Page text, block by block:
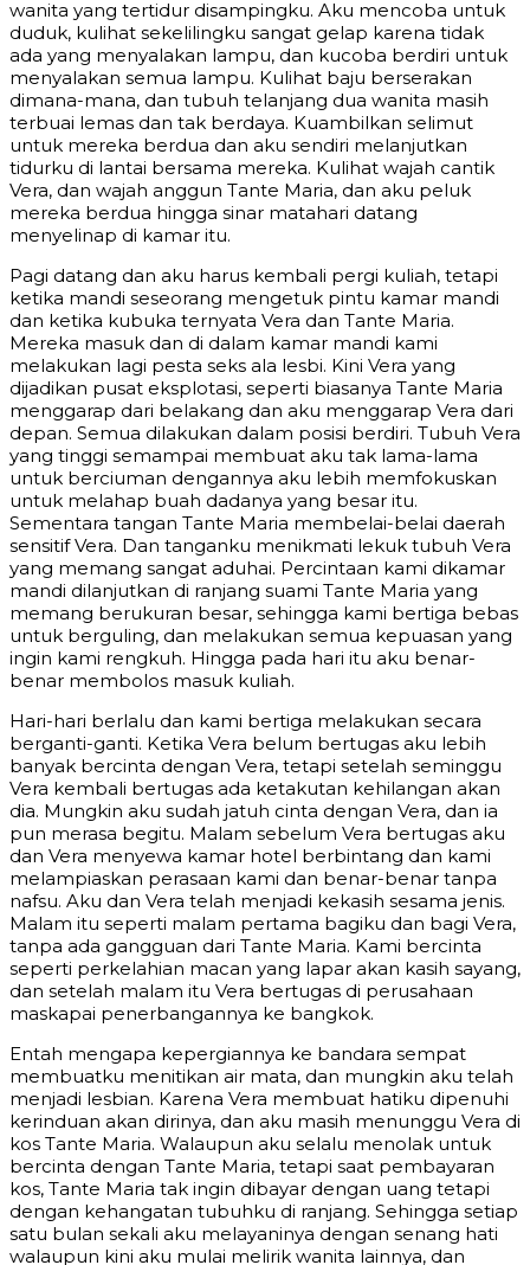
wanita yang tertidur disampingku. Aku mencoba untuk
duduk, kulihat sekelilingku sangat gelap karena tidak
ada yang menyalakan lampu, dan kucoba berdiri untuk
menyalakan semua lampu. Kulihat baju berserakan
dimana-mana, dan tubuh telanjang dua wanita masih
terbuai lemas dan tak berdaya. Kuambilkan selimut
untuk mereka berdua dan aku sendiri melanjutkan
tidurku di lantai bersama mereka. Kulihat wajah cantik
Vera, dan wajah anggun Tante Maria, dan aku peluk
mereka berdua hingga sinar matahari datang
menyelinap di kamar itu.
Pagi datang dan aku harus kembali pergi kuliah, tetapi
ketika mandi seseorang mengetuk pintu kamar mandi
dan ketika kubuka ternyata Vera dan Tante Maria.
Mereka masuk dan di dalam kamar mandi kami
melakukan lagi pesta seks ala lesbi. Kini Vera yang
dijadikan pusat eksplotasi, seperti biasanya Tante Maria
menggarap dari belakang dan aku menggarap Vera dari
depan. Semua dilakukan dalam posisi berdiri. Tubuh Vera
yang tinggi semampai membuat aku tak lama-lama
untuk berciuman dengannya aku lebih memfokuskan
untuk melahap buah dadanya yang besar itu.
Sementara tangan Tante Maria membelai-belai daerah
sensitif Vera. Dan tanganku menikmati lekuk tubuh Vera
yang memang sangat aduhai. Percintaan kami dikamar
mandi dilanjutkan di ranjang suami Tante Maria yang
memang berukuran besar, sehingga kami bertiga bebas
untuk berguling, dan melakukan semua kepuasan yang
ingin kami rengkuh. Hingga pada hari itu aku benar-
benar membolos masuk kuliah.
Hari-hari berlalu dan kami bertiga melakukan secara
berganti-ganti. Ketika Vera belum bertugas aku lebih
banyak bercinta dengan Vera, tetapi setelah seminggu
Vera kembali bertugas ada ketakutan kehilangan akan
dia. Mungkin aku sudah jatuh cinta dengan Vera, dan ia
pun merasa begitu. Malam sebelum Vera bertugas aku
dan Vera menyewa kamar hotel berbintang dan kami
melampiaskan perasaan kami dan benar-benar tanpa
nafsu. Aku dan Vera telah menjadi kekasih sesama jenis.
Malam itu seperti malam pertama bagiku dan bagi Vera,
tanpa ada gangguan dari Tante Maria. Kami bercinta
seperti perkelahian macan yang lapar akan kasih sayang,
dan setelah malam itu Vera bertugas di perusahaan
maskapai penerbangannya ke bangkok.
Entah mengapa kepergiannya ke bandara sempat
membuatku menitikan air mata, dan mungkin aku telah
menjadi lesbian. Karena Vera membuat hatiku dipenuhi
kerinduan akan dirinya, dan aku masih menunggu Vera di
kos Tante Maria. Walaupun aku selalu menolak untuk
bercinta dengan Tante Maria, tetapi saat pembayaran
kos, Tante Maria tak ingin dibayar dengan uang tetapi
dengan kehangatan tubuhku di ranjang. Sehingga setiap
satu bulan sekali aku melayaninya dengan senang hati
walaupun kini aku mulai melirik wanita lainnya, dan